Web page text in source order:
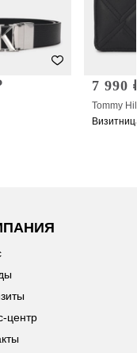
7 990
Tommy
центр